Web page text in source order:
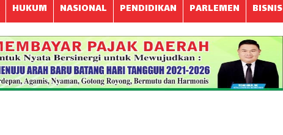
HUKUM NASIONAL PENDIDIKAN PARLEMEN BISNIS